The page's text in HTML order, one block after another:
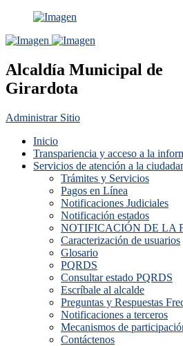
Alcaldía Municipal de
Girardota
Administrar Sitio
Inicio
Transpariencia y acceso a la
Servicios de atención a la
Trámites y Servicios
Pagos en Línea
Notificaciones Judiciales
Notificación estados
NOTIFICACIÓN DE LA
Caracterización de usuarios
Glosario
PQRDS
Consultar estado PQRDS
Escríbale al alcalde
Preguntas y Respuestas
Notificaciones a terceros
Mecanismos de
Contáctenos